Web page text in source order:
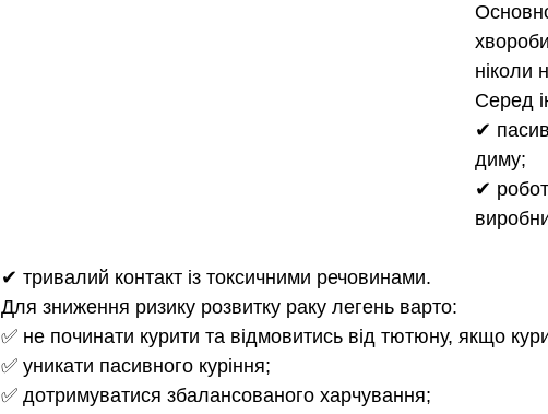
ніколи
Серед
✔
диму;
✔
✔ тривалий контакт із токсичними речовинами.
Для зниження ризику розвитку раку легень варто:
✅ не починати курити та відмовитись від тютюну, якщо
✅ уникати пасивного куріння;
✅ дотримуватися збалансованого харчування;